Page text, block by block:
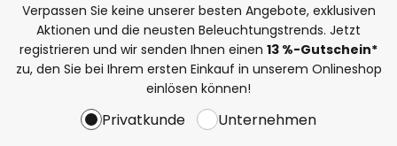
Verpassen Sie keine unserer besten Angebote, exklusiven
Aktionen und die neusten Beleuchtungstrends. Jetzt
registrieren und wir senden Ihnen einen 13 %-Gutschein*
zu, den Sie bei Ihrem ersten Einkauf in unserem Onlineshop
einlösen können!
Privatkunde Unternehmen